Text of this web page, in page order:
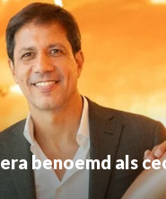
benoemd als